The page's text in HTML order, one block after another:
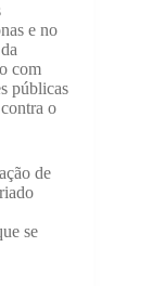
e no
com
públicas
o
de
se